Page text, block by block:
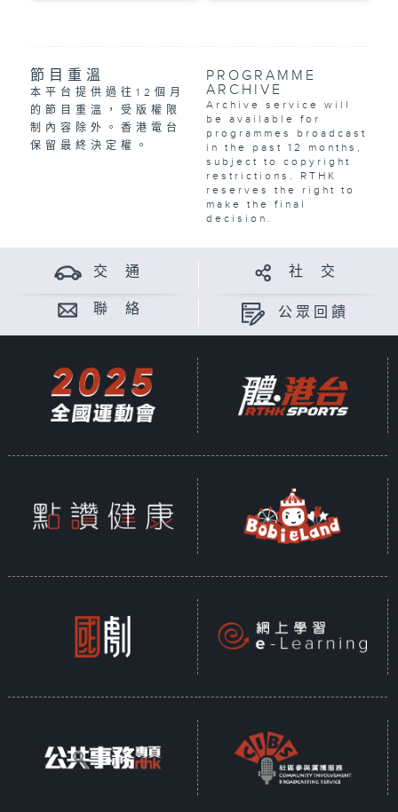
節目重溫
本平台提供過往12個月
的節目重溫，受版權限
制內容除外。香港電台
保留最終決定權。
PROGRAMME
ARCHIVE
Archive service will
be available for
programmes broadcast
in the past 12 months,
subject to copyright
restrictions. RTHK
reserves the right to
make the final
decision.
交 通 社 交
聯 絡 公眾回饋